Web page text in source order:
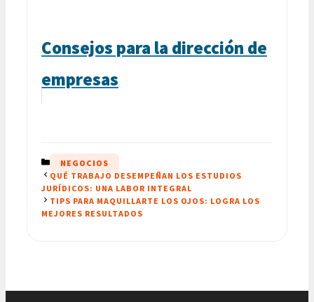
Consejos para la dirección de
empresas
CATEGORÍAS
NEGOCIOS
QUÉ TRABAJO DESEMPEÑAN LOS ESTUDIOS
JURÍDICOS: UNA LABOR INTEGRAL
TIPS PARA MAQUILLARTE LOS OJOS: LOGRA LOS
MEJORES RESULTADOS